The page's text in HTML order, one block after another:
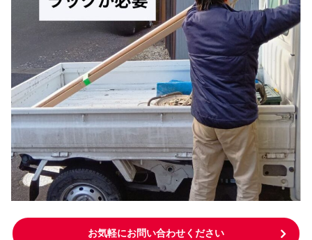
お気軽にお問い合わせください